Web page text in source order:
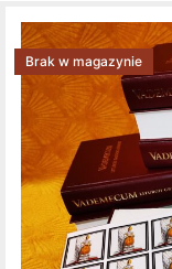
Brak w magazynie